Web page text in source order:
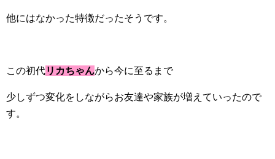
他にはなかった特徴だったそうです。
この初代リカちゃんから今に至るまで
少しずつ変化をしながらお友達や家族が増えていったので
す。